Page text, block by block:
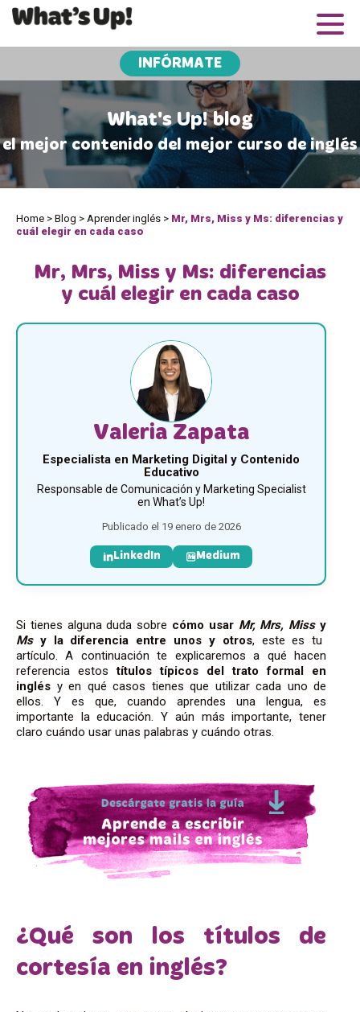
INFÓRMATE
What's Up! blog
el mejor contenido del mejor curso de inglés
Home > Blog > Aprender inglés > Mr, Mrs, Miss y Ms: diferencias y
cuál elegir en cada caso
Mr, Mrs, Miss y Ms: diferencias
y cuál elegir en cada caso
Valeria Zapata
Especialista en Marketing Digital y Contenido
Educativo
Responsable de Comunicación y Marketing Specialist
en What’s Up!
Publicado el 19 enero de 2026
LinkedIn Medium
Si tienes alguna duda sobre cómo usar Mr, Mrs, Missy
Msy la diferencia entre unos y otros, este es tu
artículo.A continuación te explicaremos a qué hacen
referencia estostítulos típicos del trato formal en
inglés y en qué casos tienes que utilizar cada uno de
ellos. Y es que, cuando aprendes una lengua, es
importante la educación. Y aún más importante, tener
claro cuándo usar unas palabras y cuándo otras.
¿Qué son los títulos de
cortesía en inglés?